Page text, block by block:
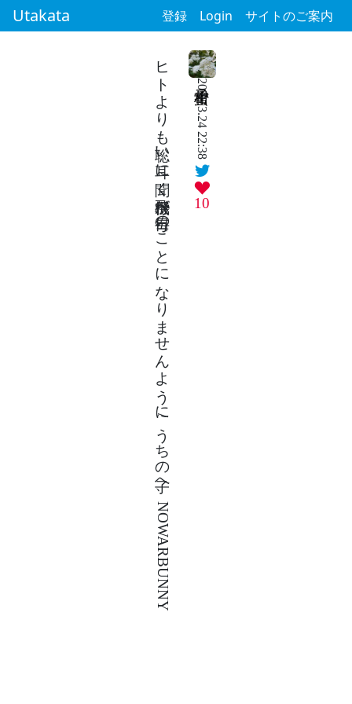
Utakata 登録 Login サイトのご案内
2026.3.24 22:38
10
ヒトよりも聡い耳に聞く飛行機が毎日のことになりませんように/うちの子へ、NOWARBUNNY